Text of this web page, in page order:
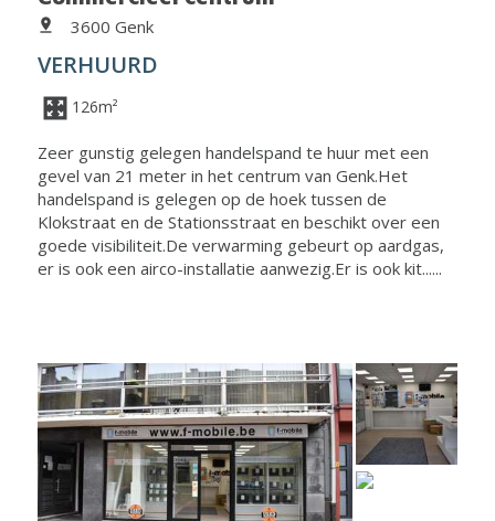
3600 Genk
VERHUURD
126m²
Zeer gunstig gelegen handelspand te huur met een
gevel van 21 meter in het centrum van Genk.Het
handelspand is gelegen op de hoek tussen de
Klokstraat en de Stationsstraat en beschikt over een
goede visibiliteit.De verwarming gebeurt op aardgas,
er is ook een airco-installatie aanwezig.Er is ook kit......